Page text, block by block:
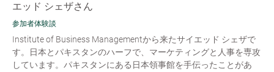
エッド シェザさん
参加者体験談
Institute of Business Managementから来たサイエッド シェザで
す。日本とパキスタンのハーフで、マーケティングと人事を専攻
しています。パキスタンにある日本領事館を手伝ったことがあ